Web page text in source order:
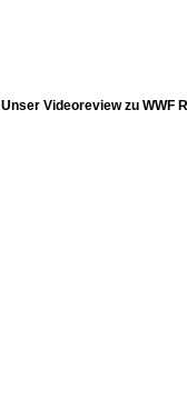
Unser Videoreview zu WWF